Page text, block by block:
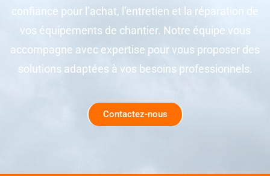
confiance pour l’achat, l’entretien et la réparation de
vos équipements de chantier. Notre équipe vous
accompagne avec expertise pour vous proposer des
solutions adaptées à vos besoins professionnels.
Contactez-nous